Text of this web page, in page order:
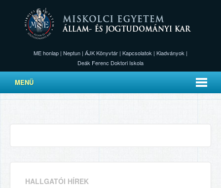
ME honlap | Neptun | ÁJK Könyvtár | Kapcsolatok | Kiadványok |
Deák Ferenc Doktori Iskola
MENÜ
HALLGATÓI HÍREK